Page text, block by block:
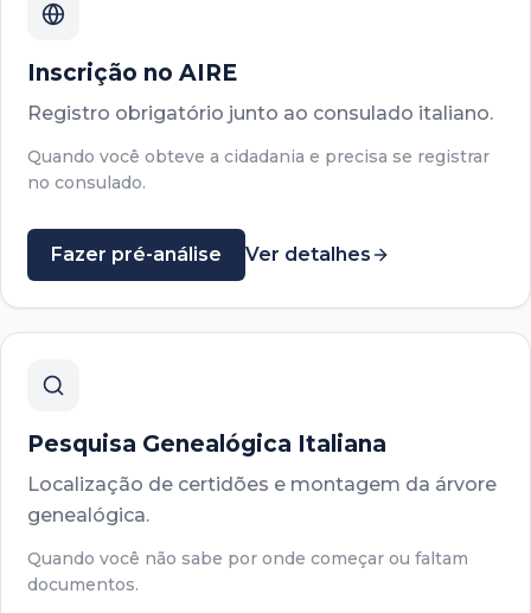
Inscrição no AIRE
Registro obrigatório junto ao consulado italiano.
Quando você obteve a cidadania e precisa se registrar
no consulado.
Fazer pré-análise Ver detalhes
Pesquisa Genealógica Italiana
Localização de certidões e montagem da árvore
genealógica.
Quando você não sabe por onde começar ou faltam
documentos.